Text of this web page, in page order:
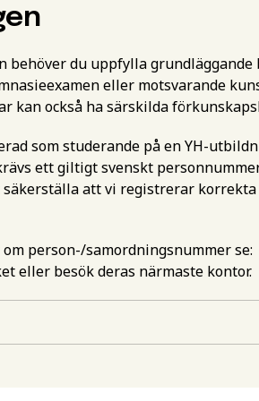
du uppfylla grundläggande
eller motsvarande
kan också ha särskilda
som studerande på en YH-
ett giltigt svenskt
säkerställa att vi registrerar
person-/samordningsnummer se:
eller besök deras närmaste kontor.
det startdatum
stänger 1 februari 2027
en
information om
Det här